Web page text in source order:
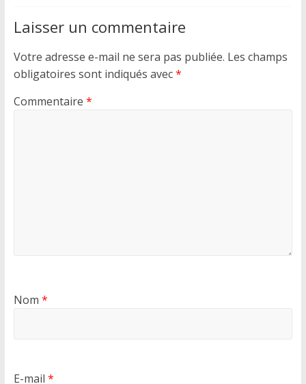
Laisser un commentaire
Votre adresse e-mail ne sera pas publiée. Les champs
obligatoires sont indiqués avec*
Commentaire *
Nom *
E-mail *